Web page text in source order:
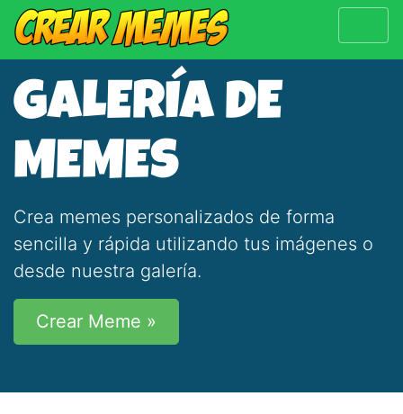
GALERÍA DE
MEMES
Crea memes personalizados de forma
sencilla y rápida utilizando tus imágenes o
desde nuestra galería.
Crear Meme »